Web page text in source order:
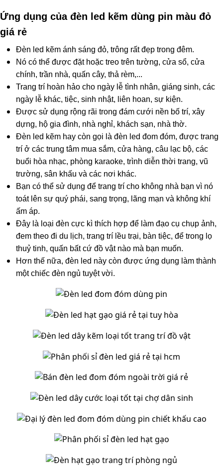
Ứng dụng của đèn led kẽm dùng pin màu đỏ
giá rẻ
Đèn led kẽm ánh sáng đỏ, trông rất đẹp trong đêm.
Nó có thể được đặt hoặc treo trên tường, cửa sổ, cửa
chính, trần nhà, quấn cây, thả rèm,...
Trang trí hoàn hảo cho ngày lễ tình nhân, giáng sinh, các
ngày lễ khác, tiệc, sinh nhật, liên hoan, sự kiện.
Được sử dụng rộng rãi trong đám cưới nền bố trí, xây
dựng, hộ gia đình, nhà nghỉ, khách sạn, nhà thờ.
Đèn led kẽm hay còn gọi là đèn led đom đóm, được trang
trí ở các trung tâm mua sắm, cửa hàng, câu lạc bộ, các
buổi hòa nhạc, phòng karaoke, trình diễn thời trang, vũ
trường, sân khấu và các nơi khác.
Bạn có thể sử dụng để trang trí cho không nhà bạn vì nó
toát lên sự quý phái, sang trọng, lãng mạn và không khí
ấm áp.
Đây là loại đèn cực kì thích hợp để làm đạo cụ chụp ảnh,
đem theo đi du lịch, trang trí lều trại, bàn tiệc, để trong lọ
thuỷ tinh, quấn bất cứ đồ vật nào mà bạn muốn.
Hơn thế nữa, đèn led này còn được ứng dụng làm thành
một chiếc đèn ngủ tuyệt vời.